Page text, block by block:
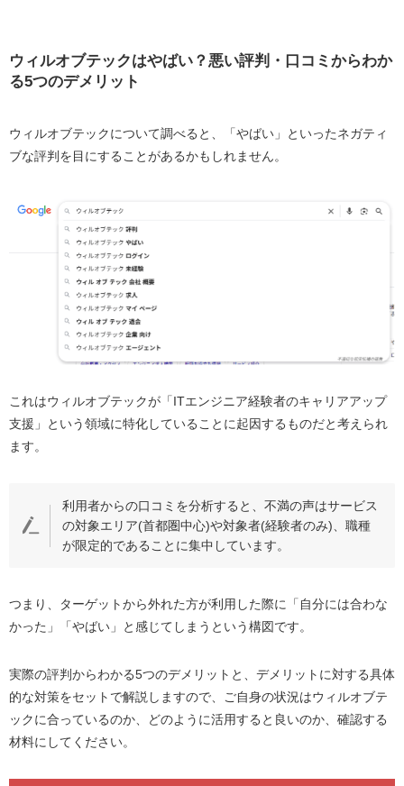
ウィルオブテックはやばい？悪い評判・口コミからわか
る5つのデメリット
ウィルオブテックについて調べると、「やばい」といったネガティ
ブな評判を目にすることがあるかもしれません。
これはウィルオブテックが「ITエンジニア経験者のキャリアアップ
支援」という領域に特化していることに起因するものだと考えられ
ます。
利用者からの口コミを分析すると、不満の声はサービス
の対象エリア(首都圏中心)や対象者(経験者のみ)、職種
が限定的であることに集中しています。
つまり、ターゲットから外れた方が利用した際に「自分には合わな
かった」「やばい」と感じてしまうという構図です。
実際の評判からわかる5つのデメリットと、デメリットに対する具体
的な対策をセットで解説しますので、ご自身の状況はウィルオブテ
ックに合っているのか、どのように活用すると良いのか、確認する
材料にしてください。